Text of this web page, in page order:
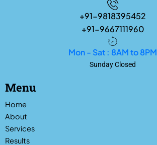
+91-9818395452
+91-9667111960
Mon - Sat : 8AM to 8PM
Sunday Closed
Menu
Home
About
Services
Results